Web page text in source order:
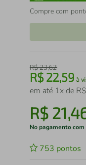
Compre com
R$23,62
R$22,59 à
em até 1x de R$
R$ 21,
No pagamento com
753 pontos